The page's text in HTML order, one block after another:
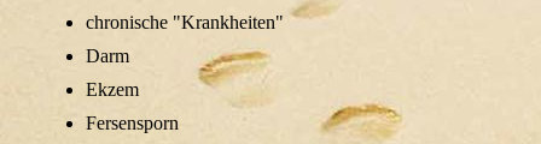
chronische "Krankheiten"
Darm
Ekzem
Fersensporn